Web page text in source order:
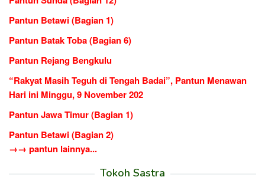
Pantun Betawi (Bagian 1)
Pantun Batak Toba (Bagian 6)
Pantun Rejang Bengkulu
“Rakyat Masih Teguh di Tengah Badai”, Pantun Menawan
Hari ini Minggu, 9 November 202
Pantun Jawa Timur (Bagian 1)
Pantun Betawi (Bagian 2)
→→ pantun lainnya...
Tokoh Sastra